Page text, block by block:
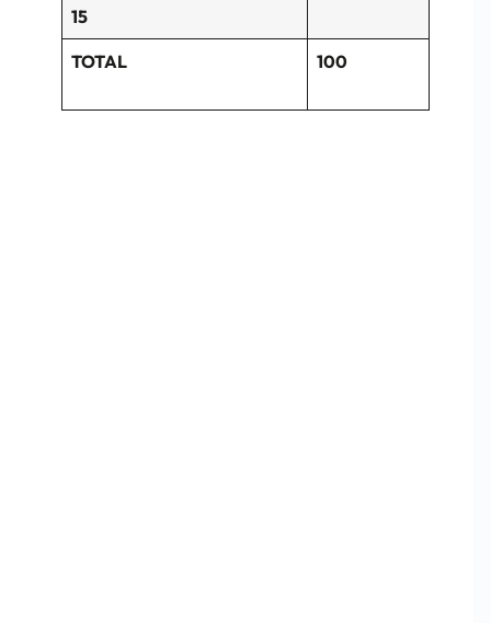
15
TOTAL 100